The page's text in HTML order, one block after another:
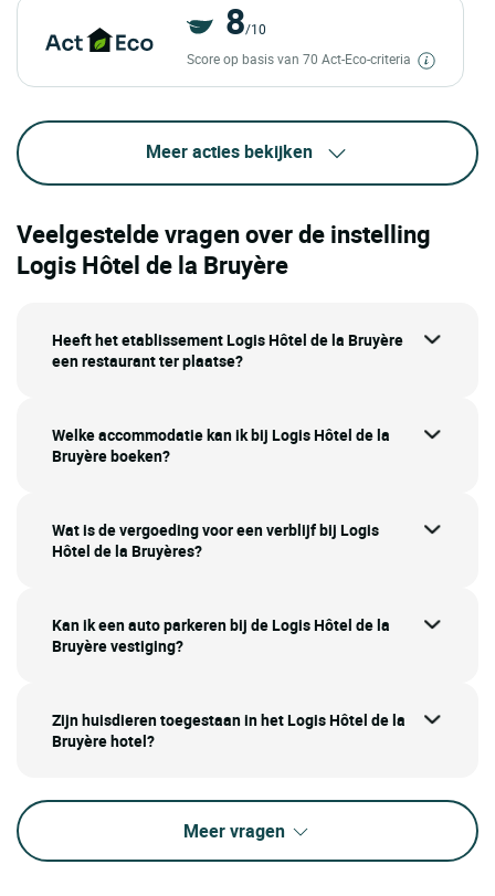
8/10
Score op basis van 70 Act-Eco-criteria
Meer acties bekijken
Veelgestelde vragen over de instelling
Logis Hôtel de la Bruyère
Heeft het etablissement Logis Hôtel de la Bruyère
een restaurant ter plaatse?
Welke accommodatie kan ik bij Logis Hôtel de la
Bruyère boeken?
Wat is de vergoeding voor een verblijf bij Logis
Hôtel de la Bruyères?
Kan ik een auto parkeren bij de Logis Hôtel de la
Bruyère vestiging?
Zijn huisdieren toegestaan in het Logis Hôtel de la
Bruyère hotel?
Meer vragen